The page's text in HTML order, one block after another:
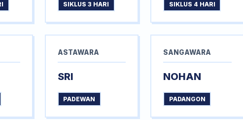
SIKLUS 3 HARI SIKLUS 4 HARI
ASTAWARA
SRI
PADEWAN
SANGAWARA
NOHAN
PADANGON